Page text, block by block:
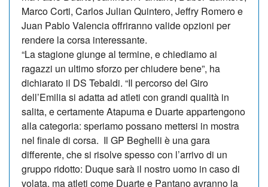
Marco Corti, Carlos Julian Quintero, Jeffry Romero e
Juan Pablo Valencia offriranno valide opzioni per
rendere la corsa interessante.
“La stagione giunge al termine, e chiediamo ai
ragazzi un ultimo sforzo per chiudere bene”, ha
dichiarato il DS Tebaldi. “Il percorso del Giro
dell’Emilia si adatta ad atleti con grandi qualità in
salita, e certamente Atapuma e Duarte appartengono
alla categoria: speriamo possano mettersi in mostra
nel finale di corsa. Il GP Beghelli è una gara
differente, che si risolve spesso con l’arrivo di un
gruppo ridotto: Duque sarà il nostro uomo in caso di
volata, ma atleti come Duarte e Pantano avranno la